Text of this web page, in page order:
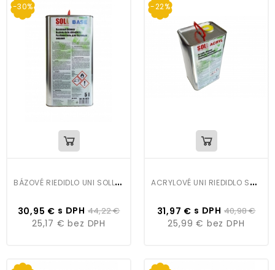
-30%
B
ÁZOVÉ RIEDIDLO UNI SOLL 5L
30,95 € s DPH 44,22 €
25,17 € bez DPH
-22%
A
CRYLOVÉ UNI RIEDIDLO SOLL 5L
31,97 € s DPH 40,98 €
25,99 € bez DPH